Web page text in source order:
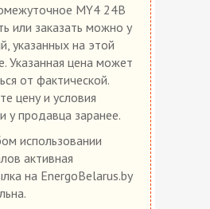
MY4 24В
или заказать можно у
указанных на этой
Указанная цена может
от фактической.
цену и условия
у продавца заранее.
использовании
активная
на EnergoBelarus.by